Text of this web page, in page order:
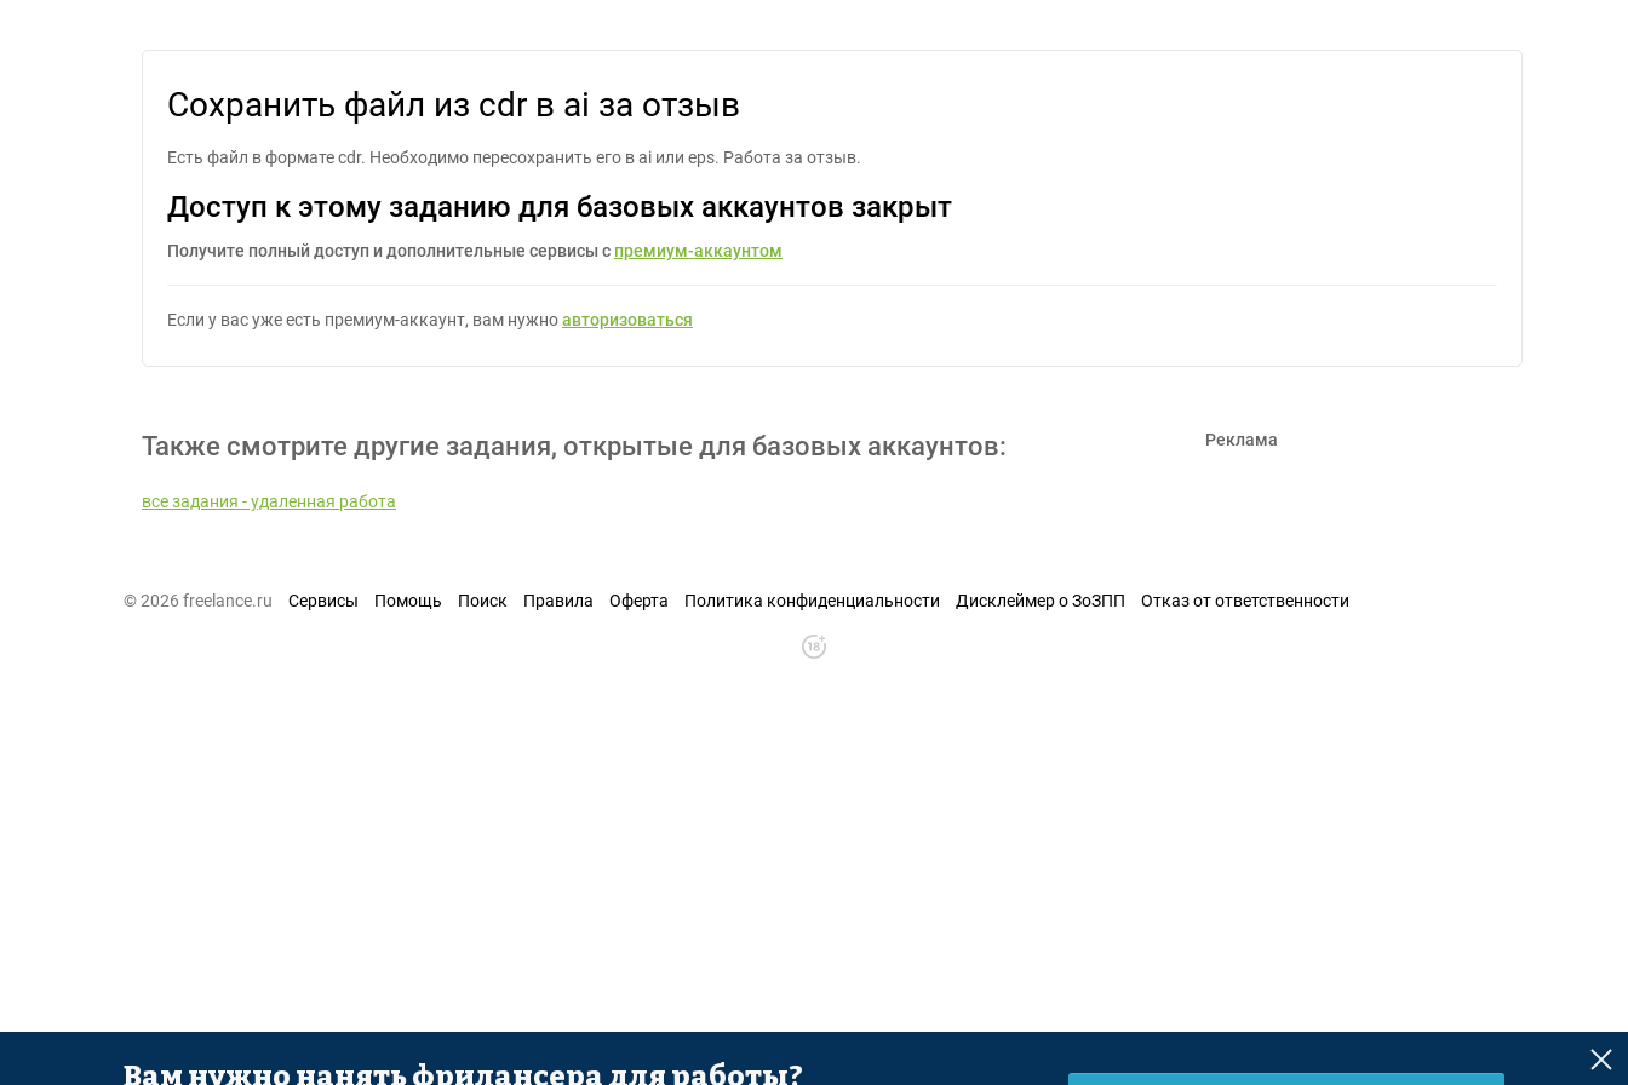
Сохранить файл из cdr в ai за отзыв
Есть файл в формате cdr. Необходимо пересохранить его в ai или eps. Работа за отзыв.
Доступ к этому заданию для базовых аккаунтов закрыт
Получите полный доступ и дополнительные сервисы с премиум-аккаунтом
Если у вас уже есть премиум-аккаунт, вам нужноавторизоваться
Также смотрите другие задания, открытые для базовых аккаунтов:
все задания - удаленная работа
Реклама
© 2026 freelance.ru Сервисы Помощь Поиск Правила Оферта Политика конфиденциальности Дисклеймер о ЗоЗПП Отказ от ответственности
Вам нужно нанять фрилансера для работы?